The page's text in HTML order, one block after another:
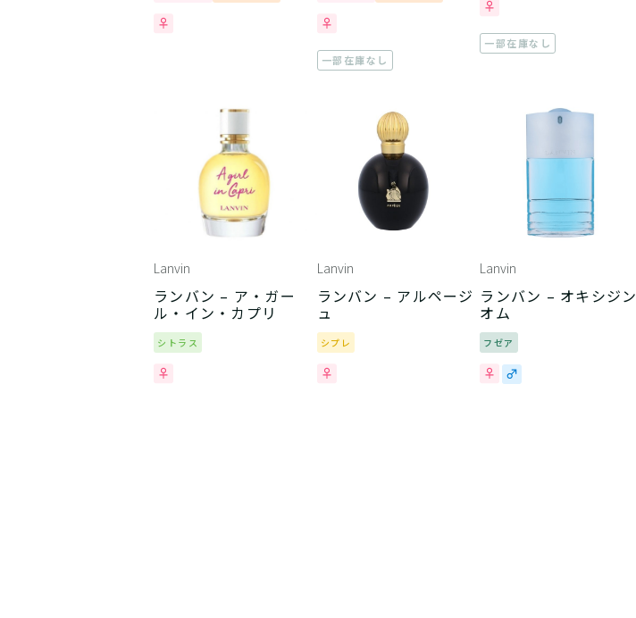
一部在庫なし
一部在庫なし
Lanvin
ランバン – ア・ガー
ル・イン・カプリ
シトラス
Lanvin
ランバン – アルページ
ュ
シプレ
Lanvin
ランバン – オキシジン
オム
フゼア